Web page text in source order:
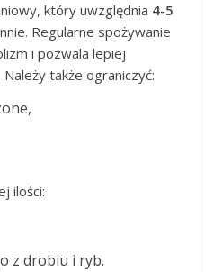
który uwzględnia 4-5
Regularne spożywanie
i pozwala lepiej
także ograniczyć:
ilości:
z drobiu i ryb.